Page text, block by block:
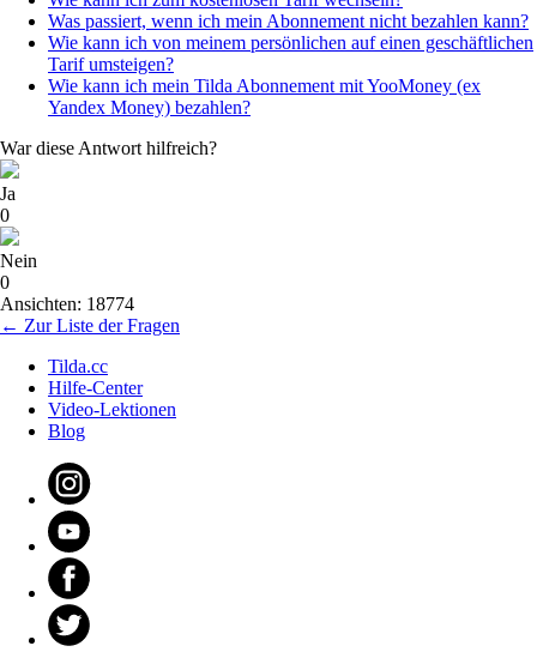
Was passiert, wenn ich mein Abonnement nicht bezahlen kann?
Wie kann ich von meinem persönlichen auf einen geschäftlichen
Tarif umsteigen?
Wie kann ich mein Tilda Abonnement mit YooMoney (ex
Yandex Money) bezahlen?
War diese Antwort hilfreich?
Ja
0
Nein
0
Ansichten: 18774
← Zur Liste der Fragen
Tilda.cc
Hilfe-Center
Video-Lektionen
Blog